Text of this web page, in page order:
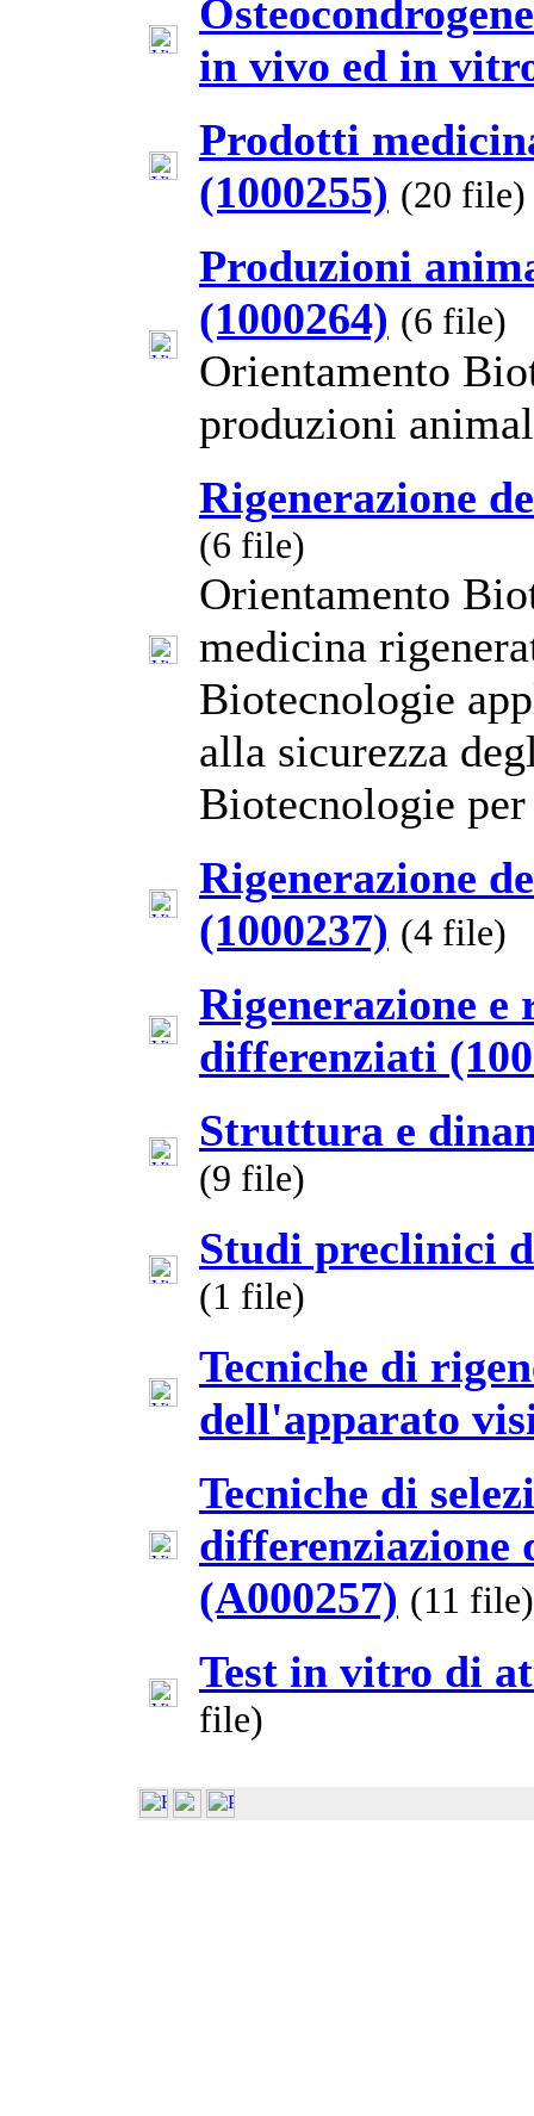
in vivo ed in
Prodotti
(1000255) (20 file)
Produzioni
(1000264) (6 file)
Orientamento
produzioni
Rigenerazione
(6 file)
Orientamento
medicina
Biotecnologie
alla sicurezza
Biotecnologie
Rigenerazione
(1000237) (4 file)
Rigenerazione
differenziati
Struttura e
(9 file)
Studi preclinici
(1 file)
Tecniche di
dell'apparato
Tecniche di
differenziazione
(A000257) (11 file)
Test in vitro di
file)